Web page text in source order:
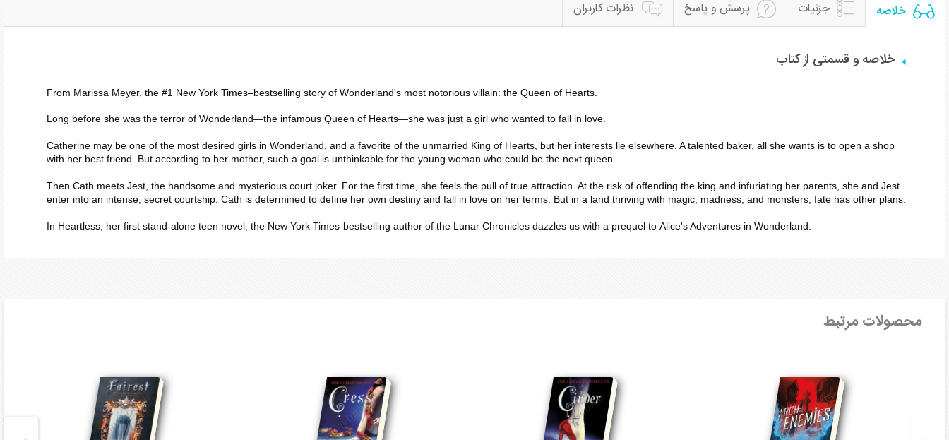
خلاصه جزئیات پرسش و پاسخ نظرات کاربران
خلاصه و قسمتی از کتاب
From Marissa Meyer, the #1 New York Times–bestselling story of Wonderland's most notorious villain: the Queen of Hearts.
Long before she was the terror of Wonderland―the infamous Queen of Hearts―she was just a girl who wanted to fall in love.
Catherine may be one of the most desired girls in Wonderland, and a favorite of the unmarried King of Hearts, but her interests lie elsewhere. A talented baker, all she wants is to open a shop
with her best friend. But according to her mother, such a goal is unthinkable for the young woman who could be the next queen.
Then Cath meets Jest, the handsome and mysterious court joker. For the first time, she feels the pull of true attraction. At the risk of offending the king and infuriating her parents, she and Jest
enter into an intense, secret courtship. Cath is determined to define her own destiny and fall in love on her terms. But in a land thriving with magic, madness, and monsters, fate has other plans.
In Heartless , her first stand-alone teen novel, the New York Times-bestselling author of the Lunar Chronicles dazzles us with a prequel to Alice's Adventures in Wonderland
محصولات مرتبط